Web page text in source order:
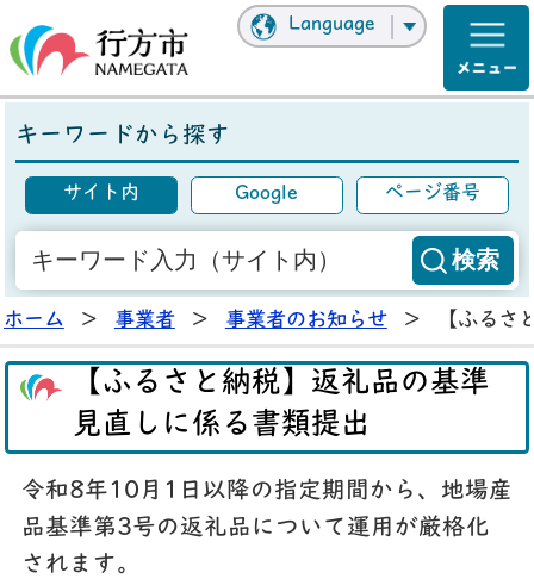
Language
キーワードから探す
サイト内 Google ページ番号
ホーム > 事業者 > 事業者のお知らせ > 【ふるさ
【ふるさと納税】返礼品の基準
見直しに係る書類提出
令和8年10月1日以降の指定期間から、地場産
品基準第3号の返礼品について運用が厳格化
されます。